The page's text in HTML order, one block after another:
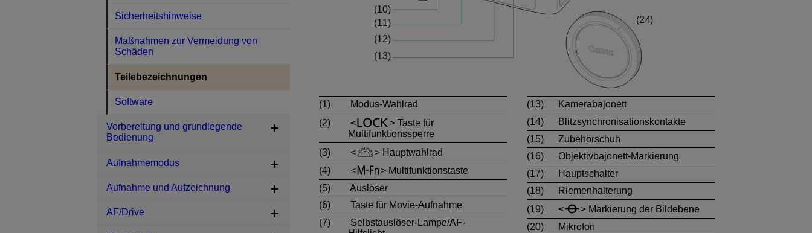
(1)
Modus-Wahlrad
(2)
Taste für
Multifunktionssperre
(3)
Hauptwahlrad
(4)
Multifunktionstaste
(5)
Auslöser
(6)
Taste für Movie-Aufnahme
(7)
Selbstauslöser-Lampe/AF-
(13)
Kamerabajonett
(14)
Blitzsynchronisationskontakte
(15)
Zubehörschuh
(16)
Objektivbajonett-Markierung
(17)
Hauptschalter
(18)
Riemenhalterung
(19)
Markierung der Bildebene
(20)
Mikrofon
Sicherheitshinweise
Maßnahmen zur Vermeidung von
Schäden
Teilebezeichnungen
Software
Vorbereitung und grundlegende
Bedienung
Aufnahmemodus
Aufnahme und Aufzeichnung
AF/Drive